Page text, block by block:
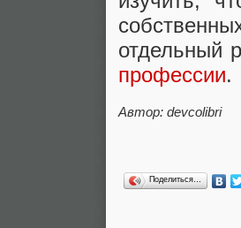
отдельный
профессии.
Автор: devcolibri
Поделиться…